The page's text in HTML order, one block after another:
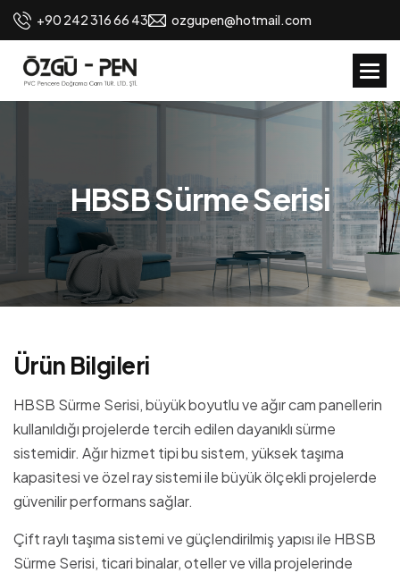
+90 242 316 66 43 ozgupen@hotmail.com
HBSBSürmeSerisi
Ürün Bilgileri
HBSB Sürme Serisi, büyük boyutlu ve ağır cam panellerin
kullanıldığı projelerde tercih edilen dayanıklı sürme
sistemidir. Ağır hizmet tipi bu sistem, yüksek taşıma
kapasitesi ve özel ray sistemi ile büyük ölçekli projelerde
güvenilir performans sağlar.
Çift raylı taşıma sistemi ve güçlendirilmiş yapısı ile HBSB
Sürme Serisi, ticari binalar, oteller ve villa projelerinde